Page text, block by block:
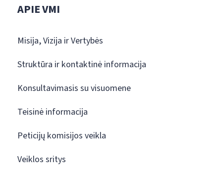
APIE VMI
Misija, Vizija ir Vertybės
Struktūra ir kontaktinė informacija
Konsultavimasis su visuomene
Teisinė informacija
Peticijų komisijos veikla
Veiklos sritys